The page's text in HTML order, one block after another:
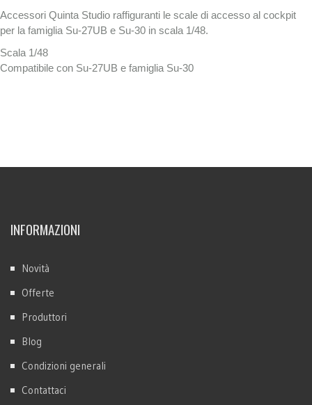
Accessori Quinta Studio raffiguranti le scale di accesso al cockpit
per la famiglia Su-27UB e Su-30 in scala 1/48.
Scala 1/48
Compatibile con Su-27UB e famiglia Su-30
INFORMAZIONI
Novità
Offerte
Produttori
Blog
Condizioni generali
Contattaci